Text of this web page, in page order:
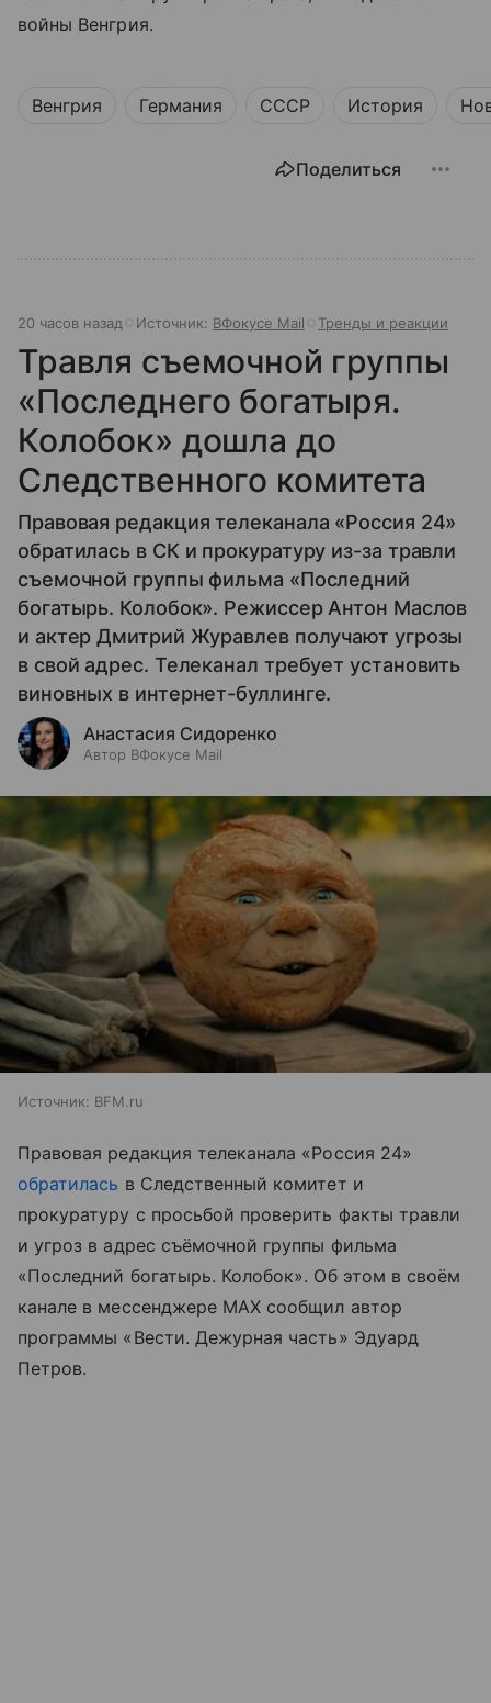
войны Венгрия.
Венгрия Германия СССР История
Поделиться
20 часов назад Источник: ВФокусе Mail Тренды и реакции
Травля съемочной группы
«Последнего богатыря.
Колобок» дошла до
Следственного комитета
Правовая редакция телеканала «Россия 24»
обратилась в СК и прокуратуру из-за травли
съемочной группы фильма «Последний
богатырь. Колобок». Режиссер Антон Маслов
и актер Дмитрий Журавлев получают угрозы
в свой адрес. Телеканал требует установить
виновных в интернет-буллинге.
Анастасия Сидоренко
Автор ВФокусе Mail
Источник: BFM.ru
Правовая редакция телеканала «Россия 24»
обратилась в Следственный комитет и
прокуратуру с просьбой проверить факты травли
и угроз в адрес съёмочной группы фильма
«Последний богатырь. Колобок». Об этом в своём
канале в мессенджере MAX сообщил автор
программы «Вести. Дежурная часть» Эдуард
Петров.